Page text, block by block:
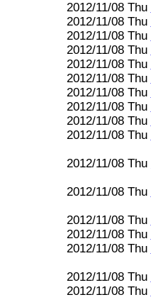
2012/11/08 Thu
2012/11/08 Thu
2012/11/08 Thu
2012/11/08 Thu
2012/11/08 Thu
2012/11/08 Thu
2012/11/08 Thu
2012/11/08 Thu
2012/11/08 Thu
2012/11/08 Thu
2012/11/08 Thu
2012/11/08 Thu
2012/11/08 Thu
2012/11/08 Thu
2012/11/08 Thu
2012/11/08 Thu
2012/11/08 Thu